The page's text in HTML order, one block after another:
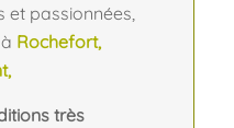
et passionnées,
Rochefort,
très